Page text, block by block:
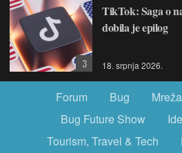
TikTok: Saga o
dobila je epilog
18. srpnja 2026.
3
Forum Bug Mreža
Bug Future Show
Tourism, Travel & Tech